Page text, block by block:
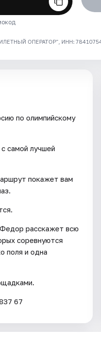
ОПЕРАТОР", ИНН:
по олимпийскому
самой лучшей
покажет вам
расскажет всю
соревнуются
поля и одна
67